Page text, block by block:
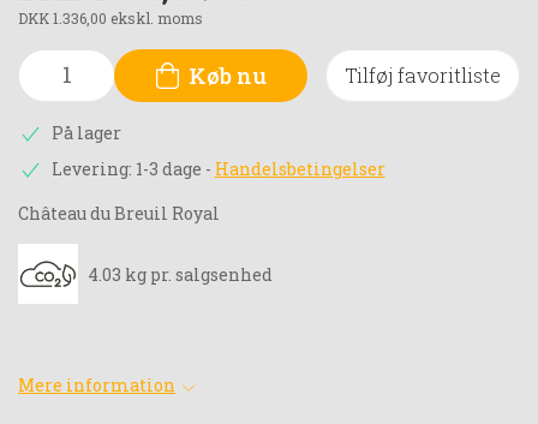
DKK 1.336,00 ekskl. moms
Køb nu Tilføj favoritliste
På lager
Levering: 1-3 dage - Handelsbetingelser
Château du Breuil Royal
4.03 kg pr. salgsenhed
Mere information